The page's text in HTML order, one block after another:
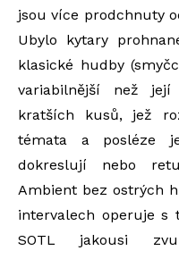
jsou více prodchnuty
Ubylo kytary
klasické hudby
variabilnější než její
kratších kusů, jež
témata a posléze
dokreslují nebo
Ambient bez ostrých
intervalech operuje s
SOTL jakousi